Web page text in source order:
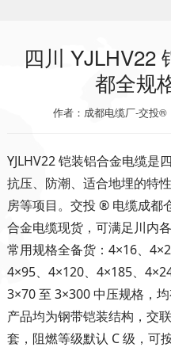
四川 YJLHV22
都全规
作者：成都电缆厂-交投®
YJLHV22 铠装铝合金电缆是
抗压、防潮、适合地埋的特
房等项目。交投 ® 电缆成都
合金电缆现货，可满足川内
常用规格全备货：4×16、
4×95、4×120、4×185、
3×70 至 3×300 中压规格，均
产品均为钢带铠装结构，交
套，阻燃等级默认 C 级，可